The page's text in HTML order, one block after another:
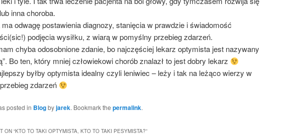
inna choroba.
odwagę postawienia diagnozy, stanięcia w prawdzie i świadomość
podjęcia wysiłku, z wiarą w pomyślny przebieg zdarzeń.
chyba odosobnione zdanie, bo najczęściej lekarz optymista jest nazywany
Bo ten, który mniej człowiekowi chorób znalazł to jest dobry lekarz
byłby optymista idealny czyli leniwiec – leży i tak na leżąco wierzy w
zdarzeń
posted in Blogbyjarek. Bookmark the permalink.
ON “KTO TO TAKI OPTYMISTA, KTO TO TAKI PESYMISTA?”